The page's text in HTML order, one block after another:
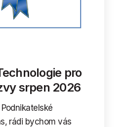
pro
srpen 2026
rádi bychom vás